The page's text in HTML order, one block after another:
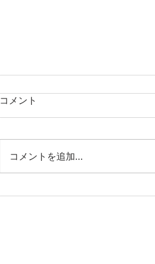
コメント
コメントを追加…